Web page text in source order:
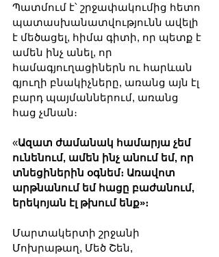
Պատմում է՝ շրջափակումից հետո
պատասխանատվությունն ավելի
է մեծացել, հիմա գիտի, որ պետք է
ամեն ինչ անել, որ
համագյուղացիներն ու հարևան
գյուղի բնակիչները, առանց այն էլ
բարդ պայմաններում, առանց
հաց չմնան։
«Ազատ ժամանակ համարյա չեմ
ունենում, ամեն ինչ անում եմ, որ
տնեցիներին օգնեմ։ Առավոտ
արթնանում եմ հացը բաժանում,
երեկոյան էլ թխում ենք»։
Մարտակերտի շրջանի
Մոխրաթաղ, Մեծ Շեն,